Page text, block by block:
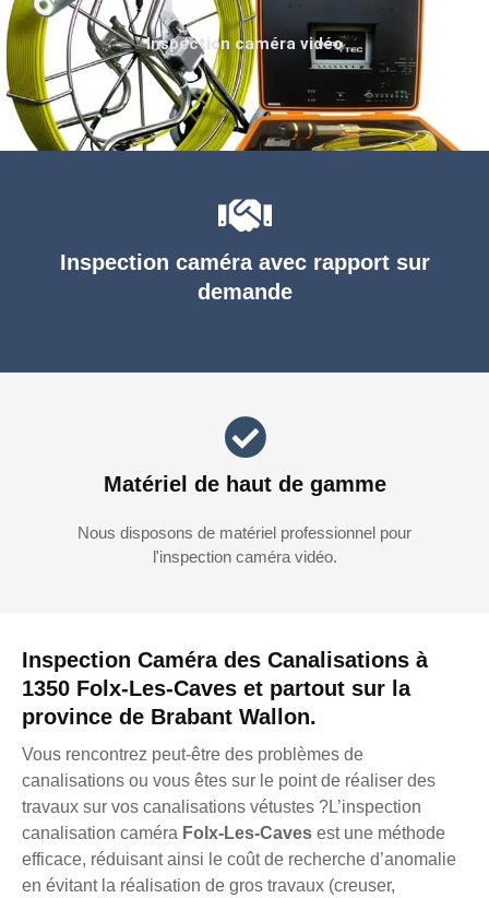
Inspection Caméra des Canalisations à
1350 Folx-Les-Caves et partout sur la
province de Brabant Wallon.
Vous rencontrez peut-être des problèmes de
canalisations ou vous êtes sur le point de réaliser des
travaux sur vos canalisations vétustes ?L’inspection
canalisation caméra Folx-Les-Caves est une méthode
efficace, réduisant ainsi le coût de recherche d’anomalie
en évitant la réalisation de gros travaux (creuser,
Inspection caméra avec rapport sur
demande
Matériel de haut de gamme
Nous disposons de matériel professionnel pour
l'inspection caméra vidéo.
Inspection caméra vidéo